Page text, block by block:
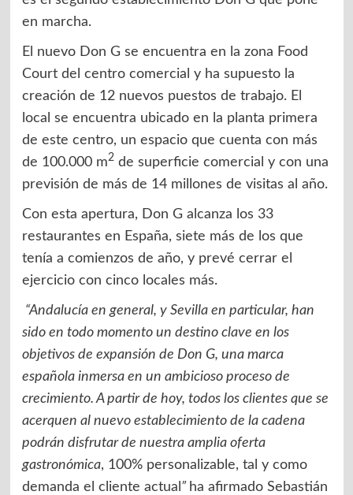
en marcha.
El nuevo Don G se encuentra en la zona Food
Court del centro comercial y ha supuesto la
creación de 12 nuevos puestos de trabajo. El
local se encuentra ubicado en la planta primera
de este centro, un espacio que cuenta con más
de 100.000 m2de superficie comercial y con una
previsión de más de 14 millones de visitas al año.
Con esta apertura, Don G alcanza los 33
restaurantes en España, siete más de los que
tenía a comienzos de año, y prevé cerrar el
ejercicio con cinco locales más.
“Andalucía en general, y Sevilla en particular, han
sido en todo momento un destino clave en los
objetivos de expansión de Don G, una marca
española inmersa en un ambicioso proceso de
crecimiento. A partir de hoy, todos los clientes que se
acerquen al nuevo establecimiento de la cadena
podrán disfrutar de nuestra amplia oferta
gastronómica, 100% personalizable, tal y como
demanda el cliente actual ” ha afirmado Sebastián